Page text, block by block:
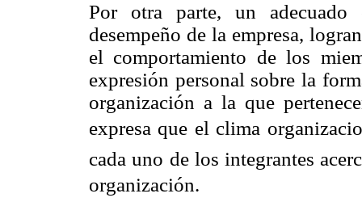
Por otra parte, un adecuado
desempeño de la empresa,
el comportamiento de los
expresión personal sobre la
organización a la que
expresa que el clima
cada uno de los integrantes
organización.